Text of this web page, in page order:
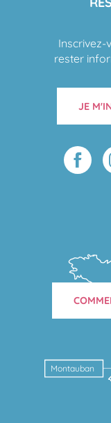
rester
JE
Montauban